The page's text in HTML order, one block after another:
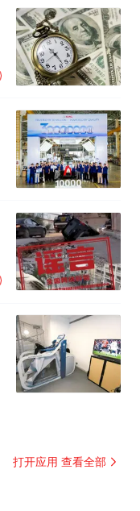
打开应用 查看全部